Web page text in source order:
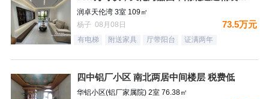
润卓天伦湾 3室 109㎡
杨子 08月08日
73.5万元
有电梯 附送家具 厅带阳台 证满两年
四中铝厂小区 南北两居中间楼层 税费低
华铝小区(铝厂家属院) 2室 76.38㎡